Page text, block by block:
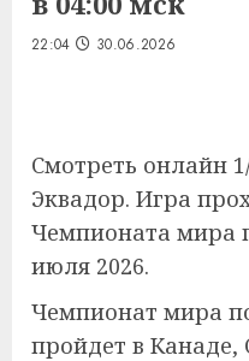
22:04 30.06.2026
Смотреть онлайн
Эквадор. Игра
Чемпионата мира
июля 2026.
Чемпионат мира
пройдет в